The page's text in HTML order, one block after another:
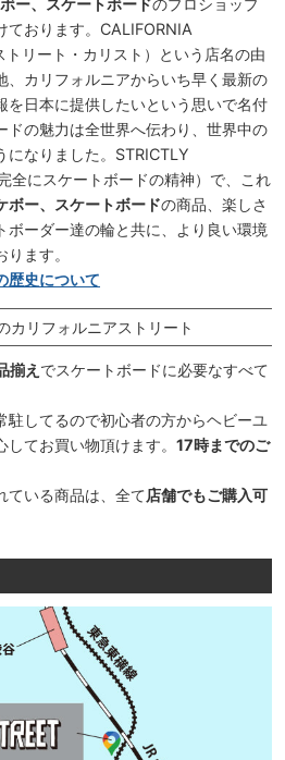
ー、スケートボードのプロショップ
ております。CALIFORNIA
リート・カリスト）という店名の由
、カリフォルニアからいち早く最新の
を日本に提供したいという思いで名付
ドの魅力は全世界へ伝わり、世界中の
になりました。STRICTLY
全にスケートボードの精神）で、これ
ボー、スケートボードの商品、楽しさ
ボーダー達の輪と共に、より良い環境
ます。
歴史について
カリフォルニアストリート
揃え でスケートボードに必要なすべて
駐してるので初心者の方からヘビーユ
てお買い物頂けます。 17時までのご
ている商品は、全て店舗でもご購入可